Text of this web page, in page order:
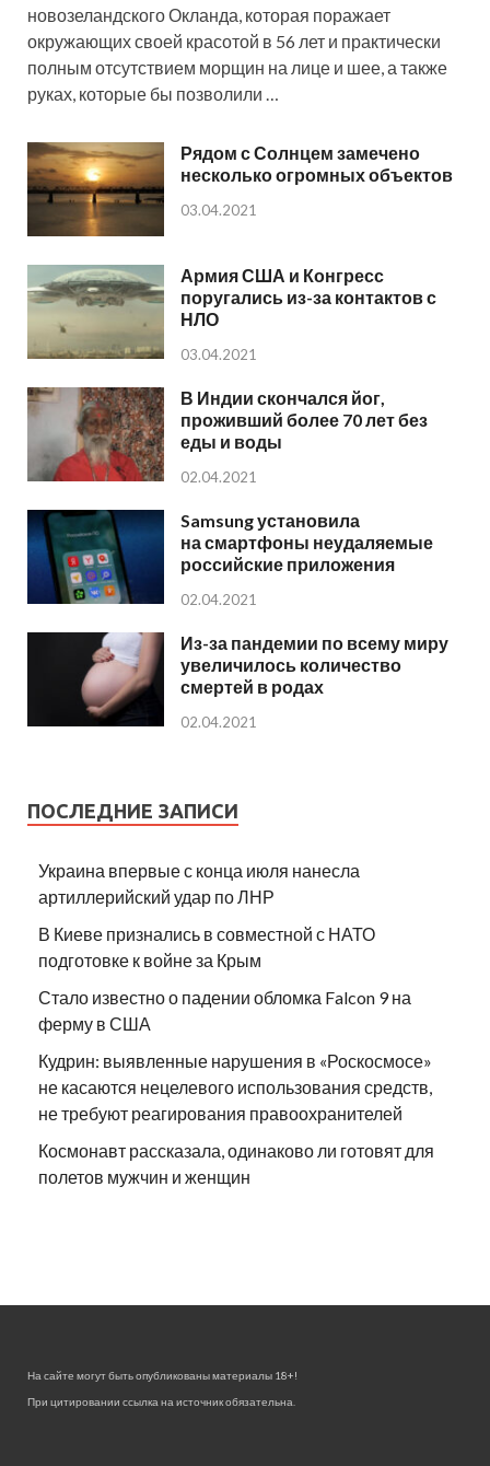
новозеландского Окланда, которая поражает
окружающих своей красотой в 56 лет и практически
полным отсутствием морщин на лице и шее, а также
руках, которые бы позволили …
Рядом с Солнцем замечено
несколько огромных объектов
03.04.2021
Армия США и Конгресс
поругались из-за контактов с
НЛО
03.04.2021
В Индии скончался йог,
проживший более 70 лет без
еды и воды
02.04.2021
Samsung установила
на смартфоны неудаляемые
российские приложения
02.04.2021
Из-за пандемии по всему миру
увеличилось количество
смертей в родах
02.04.2021
ПОСЛЕДНИЕ ЗАПИСИ
Украина впервые с конца июля нанесла
артиллерийский удар по ЛНР
В Киеве признались в совместной с НАТО
подготовке к войне за Крым
Стало известно о падении обломка Falcon 9 на
ферму в США
Кудрин: выявленные нарушения в «Роскосмосе»
не касаются нецелевого использования средств,
не требуют реагирования правоохранителей
Космонавт рассказала, одинаково ли готовят для
полетов мужчин и женщин
На сайте могут быть опубликованы материалы 18+!
При цитировании ссылка на источник обязательна.